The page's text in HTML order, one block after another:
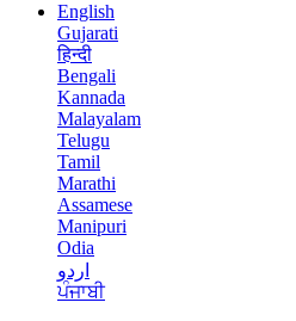
English
Gujarati
हिन्दी
Bengali
Kannada
Malayalam
Telugu
Tamil
Marathi
Assamese
Manipuri
Odia
اردو
ਪੰਜਾਬੀ